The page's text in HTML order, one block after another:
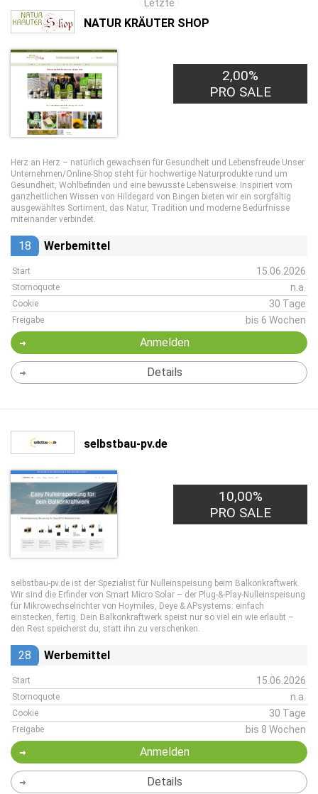
Letzte
NATUR KRÄUTER SHOP
2,00%
PRO SALE
Herz an Herz – natürlich gewachsen für Gesundheit und Lebensfreude Unser
Unternehmen/Online-Shop steht für hochwertige Naturprodukte rund um
Gesundheit, Wohlbefinden und eine bewusste Lebensweise. Inspiriert vom
ganzheitlichen Wissen von Hildegard von Bingen bieten wir ein sorgfältig
ausgewähltes Sortiment, das Natur, Tradition und moderne Bedürfnisse
miteinander verbindet.
18 Werbemittel
Start 15.06.2026
Stornoquote n.a.
Cookie 30 Tage
Freigabe bis 6 Wochen
Anmelden
Details
selbstbau-pv.de
10,00%
PRO SALE
selbstbau-pv.de ist der Spezialist für Nulleinspeisung beim Balkonkraftwerk.
Wir sind die Erfinder von Smart Micro Solar – der Plug-&-Play-Nulleinspeisung
für Mikrowechselrichter von Hoymiles, Deye & APsystems: einfach
einstecken, fertig. Dein Balkonkraftwerk speist nur so viel ein wie erlaubt –
den Rest speicherst du, statt ihn zu verschenken.
28 Werbemittel
Start 15.06.2026
Stornoquote n.a.
Cookie 30 Tage
Freigabe bis 8 Wochen
Anmelden
Details